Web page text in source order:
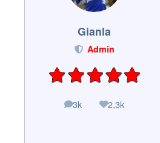
Gianla
Admin
3k
messaggi2,3k
Reputazione